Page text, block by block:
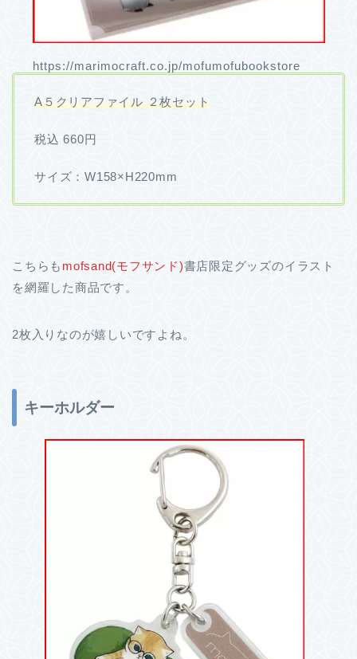
https://marimocraft.co.jp/mofumofubookstore
A５クリアファイル ２枚セット
税込 660円
サイズ：W158×H220mm
こちらも mofsand(モフサンド)書店限定グッズのイラスト
を網羅した商品です。
2枚入りなのが嬉しいですよね。
キーホルダー